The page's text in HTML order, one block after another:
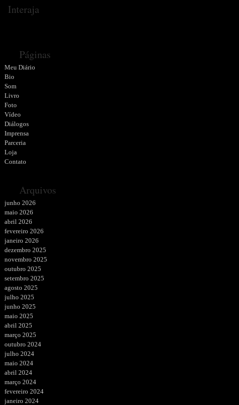
Interaja
Páginas
Meu Diário
Bio
Som
Livro
Foto
Vídeo
Diálogos
Imprensa
Parceria
Loja
Contato
Arquivos
junho 2026
maio 2026
abril 2026
fevereiro 2026
janeiro 2026
dezembro 2025
novembro 2025
outubro 2025
setembro 2025
agosto 2025
julho 2025
junho 2025
maio 2025
abril 2025
março 2025
outubro 2024
julho 2024
maio 2024
abril 2024
março 2024
fevereiro 2024
janeiro 2024